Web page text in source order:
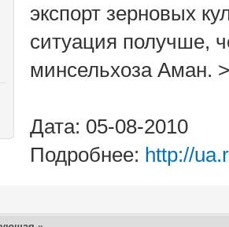
экспорт зерновых
ситуация получше,
минсельхоза Аман.
Дата: 05-08-2010
Подробнее: http://